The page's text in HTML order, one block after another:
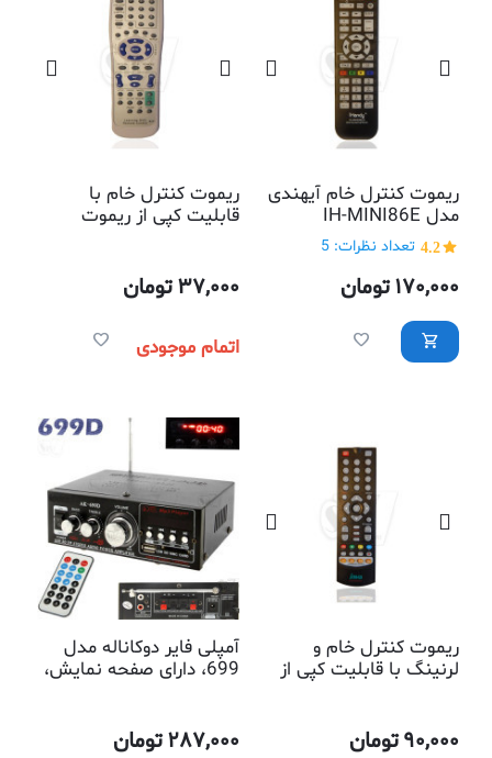
ریموت کنترل خام آیهندی
مدل IH-MINI86E
4.2 تعداد نظرات: 5
170,000تومان
ریموت کنترل خام با
قابلیت کپی از ریموت
37,000تومان
اتمام موجودی
ریموت کنترل خام و
لرنینگ با قابلیت کپی از
90,000تومان
آمپلی فایر دوکاناله مدل
699، دارای صفحه نمایش،
287,000تومان